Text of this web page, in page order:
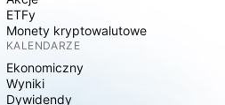
ETFy
Monety kryptowalutowe
KALENDARZE
Ekonomiczny
Wyniki
Dywidendy